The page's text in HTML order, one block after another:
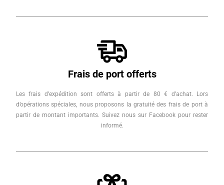
Frais de port offerts
Les frais d’expédition sont offerts à partir de 80 € d’achat. Lors
d’opérations spéciales, nous proposons la gratuité des frais de port à
partir de montant importants. Suivez nous sur Facebook pour rester
informé.